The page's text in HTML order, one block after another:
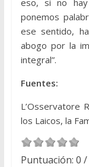
ponemos
ese sentido,
abogo por la
integral”.
Fuentes:
L’Osservatore
los Laicos, la
Puntuación: 0 /